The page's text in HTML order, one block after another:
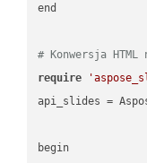
end
# Konwersja HTML
require
api_slides =
begin